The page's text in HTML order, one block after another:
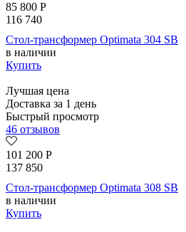
85 800 Р
116 740
Стол-трансформер Optimata 304 SB
в наличии
Купить
Лучшая цена
Доставка за 1 день
Быстрый просмотр
46 отзывов
101 200 Р
137 850
Стол-трансформер Optimata 308 SB
в наличии
Купить